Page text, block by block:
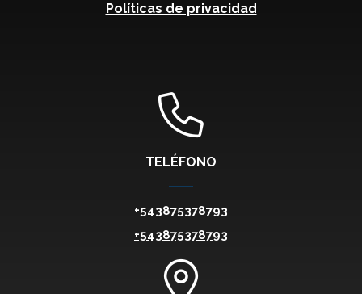
Políticas de privacidad
TELÉFONO
+543875378793
+543875378793